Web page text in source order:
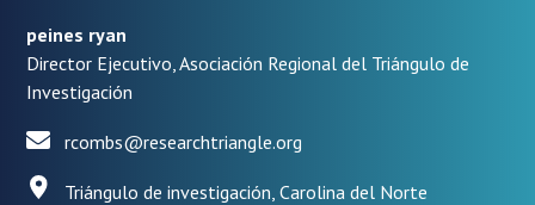
peines ryan
Director Ejecutivo, Asociación Regional del Triángulo de
Investigación
rcombs@researchtriangle.org
Triángulo de investigación, Carolina del Norte